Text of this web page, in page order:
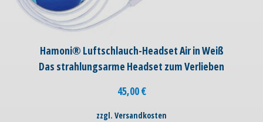
Hamoni® Luftschlauch-Headset Air in Weiß
Das strahlungsarme Headset zum Verlieben
45,00€
zzgl. Versandkosten